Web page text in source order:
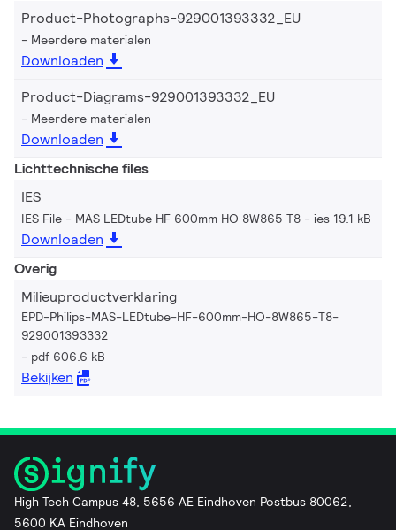
Product-Photographs-929001393332_EU
Meerdere materialen
Downloaden
Product-Diagrams-929001393332_EU
Meerdere materialen
Downloaden
Lichttechnische files
IES
IES File - MAS LEDtube HF 600mm HO 8W865 T8 ies 19.1 kB
Downloaden
Overig
Milieuproductverklaring
EPD-Philips-MAS-LEDtube-HF-600mm-HO-8W865-T8-
929001393332
pdf 606.6 kB
Bekijken
High Tech Campus 48, 5656 AE Eindhoven Postbus 80062,
5600 KA Eindhoven